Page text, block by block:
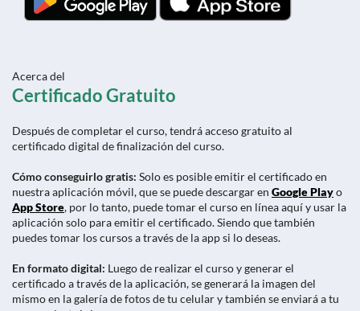
Acerca del
Certificado Gratuito
Después de completar el curso, tendrá acceso gratuito al
certificado digital de finalización del curso.
Cómo conseguirlo gratis: Solo es posible emitir el certificado en
nuestra aplicación móvil, que se puede descargar en Google Playo
App Store, por lo tanto, puede tomar el curso en línea aquí y usar la
aplicación solo para emitir el certificado. Siendo que también
puedes tomar los cursos a través de la app si lo deseas.
En formato digital: Luego de realizar el curso y generar el
certificado a través de la aplicación, se generará la imagen del
mismo en la galería de fotos de tu celular y también se enviará a tu